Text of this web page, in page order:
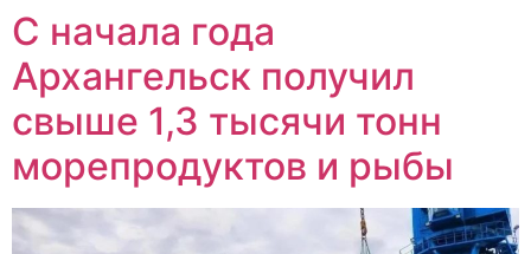
С начала года
Архангельск получил
свыше 1,3 тысячи тонн
морепродуктов и рыбы